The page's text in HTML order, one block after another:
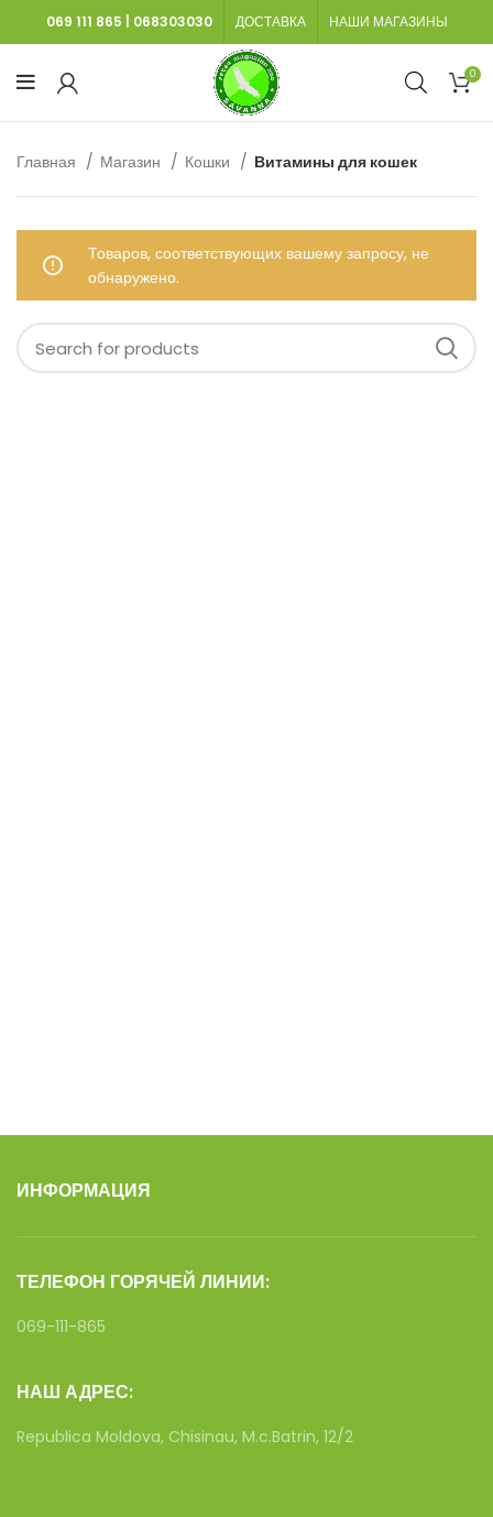
069 111 865 068303030 ДОСТАВКА НАШИ МАГАЗИНЫ
0
Главная Магазин Кошки Витамины для кошек
Товаров, соответствующих вашему запросу, не
обнаружено.
ИНФОРМАЦИЯ
ТЕЛЕФОН ГОРЯЧЕЙ ЛИНИИ:
069-111-865
НАШ АДРЕС:
Republica Moldova, Chisinau, M.c.Batrin, 12/2